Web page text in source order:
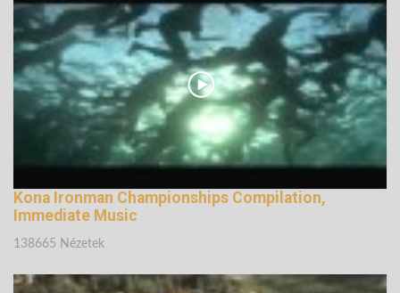
138490 Nézetek
Kona Ironman Championships Compilation,
Immediate Music
138665 Nézetek